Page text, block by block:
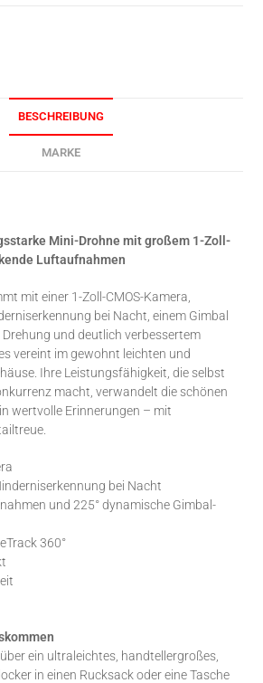
BESCHREIBUNG
MARKE
Mini-Drohne mit großem 1-Zoll-
Luftaufnahmen
mit einer 1-Zoll-CMOS-Kamera,
bei Nacht, einem Gimbal
und deutlich verbessertem
vereint im gewohnt leichten und
Ihre Leistungsfähigkeit, die selbst
macht, verwandelt die schönen
wertvolle Erinnerungen – mit
bei Nacht
und 225° dynamische Gimbal-
360°
ein ultraleichtes, handtellergroßes,
in einen Rucksack oder eine Tasche